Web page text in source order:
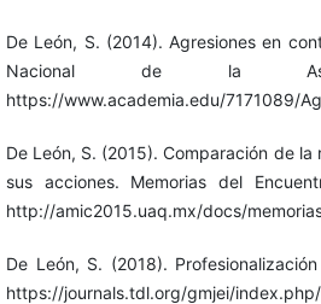
De León, S. (2014). Agresiones en
Nacional de la
https://www.academia.edu/7171089/
De León, S. (2015). Comparación de
sus acciones. Memorias del
http://amic2015.uaq.mx/docs/
De León, S. (2018).
https://journals.tdl.org/gmjei/